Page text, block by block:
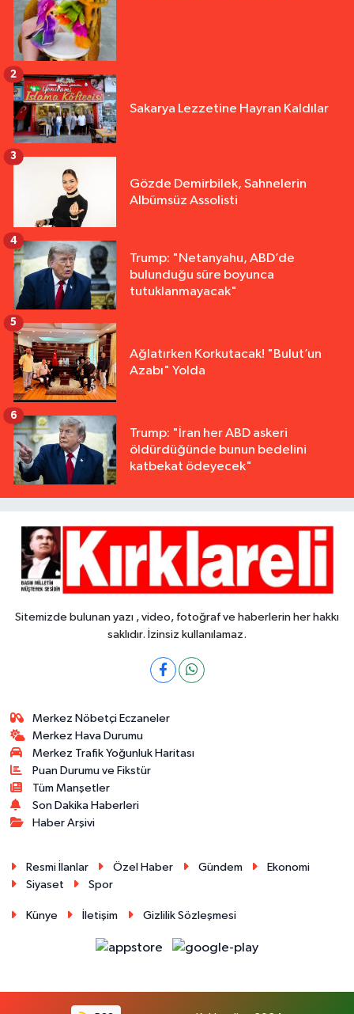
Sakarya Lezzetine Hayran Kaldılar
2
Gözde Demirbilek, Sahnelerin
Albümsüz Assolisti
3
Trump: "Netanyahu, ABD’de
bulunduğu süre boyunca
tutuklanmayacak"
4
Ağlatırken Korkutacak! "Bulut’un
Azabı" Yolda
5
Trump: "İran her ABD askeri
öldürdüğünde bunun bedelini
katbekat ödeyecek"
6
Sitemizde bulunan yazı , video, fotoğraf ve haberlerin her hakkı
saklıdır. İzinsiz kullanılamaz.
Merkez Nöbetçi Eczaneler
Merkez Hava Durumu
Merkez Trafik Yoğunluk Haritası
Puan Durumu ve Fikstür
Tüm Manşetler
Son Dakika Haberleri
Haber Arşivi
Resmi İlanlar Özel Haber Gündem
Ekonomi
Siyaset
Spor
Künye İletişim Gizlilik Sözleşmesi